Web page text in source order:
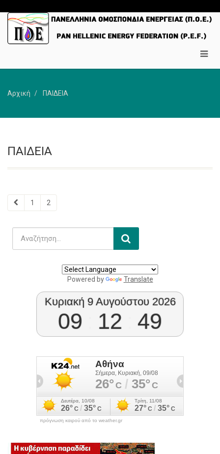
Αρχική ΠΑΙΔΕΙΑ
ΠΑΙΔΕΙΑ
1 2
Powered by Translate
Κυριακή 9 Αυγούστου 2026
09 12 49
πρόγνωση καιρού από το weather.gr